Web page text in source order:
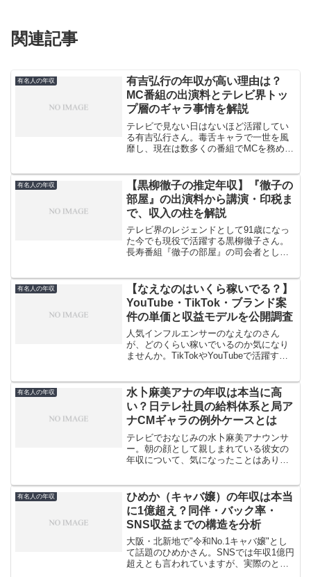
関連記事
有名人の年収
有吉弘行の年収が高い理由は？
MC番組の出演料とテレビ界トッ
プ層のギャラ事情を解説
テレビで見ない日はないほど活躍してい
る有吉弘行さん。毒舌キャラで一世を風
靡し、現在は数多くの番組でMCを務める
金額。一体どうしてこれほど高額な収入
を得ているのでしょう...
有名人の年収
【黒柳徹子の推定年収】『徹子の
部屋』の出演料から講演・印税ま
で、収入の柱を解説
テレビ界のレジェンドとして91歳になっ
た今でも現役で活躍する黒柳徹子さん。
長寿番組『徹子の部屋』の司会者として
多岐にわたり、テレビ出演料だけでなく
書籍の印税や講演料など...
有名人の年収
【なえなのはいくら稼いでる？】
YouTube・TikTok・ブランド案
件の単価と収益モデルを公開調査
人気インフルエンサーのなえなのさん
が、どのくらい稼いでいるのか気になり
ませんか。TikTokやYouTubeで活躍する
しく分析してみました。YouTube広告収
入からブ...
有名人の年収
水卜麻美アナの年収は本当に高
い？日テレ社員の給料体系と局ア
ナCMギャラの例外ケースとは
テレビでおなじみの水卜麻美アナウンサ
ー。朝の顔として親しまれている彼女の
年収について、気になったことはありま
リストという新しい役職に就任し、年収
が一気に跳ね上がった...
有名人の年収
ひめか（キャバ嬢）の年収は本当
に1億超え？同伴・バック率・
SNS収益までの構造を分析
大阪・北新地で"令和No.1キャバ嬢"とし
て話題のひめかさん。SNSでは年収1億円
超えとも言われていますが、実際のとこ